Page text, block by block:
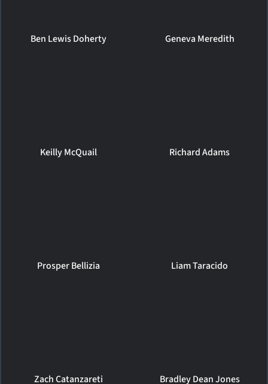
Ben Lewis Doherty Geneva Meredith
Keilly McQuail Richard Adams
Prosper Bellizia Liam Taracido
Zach Catanzareti Bradley Dean Jones